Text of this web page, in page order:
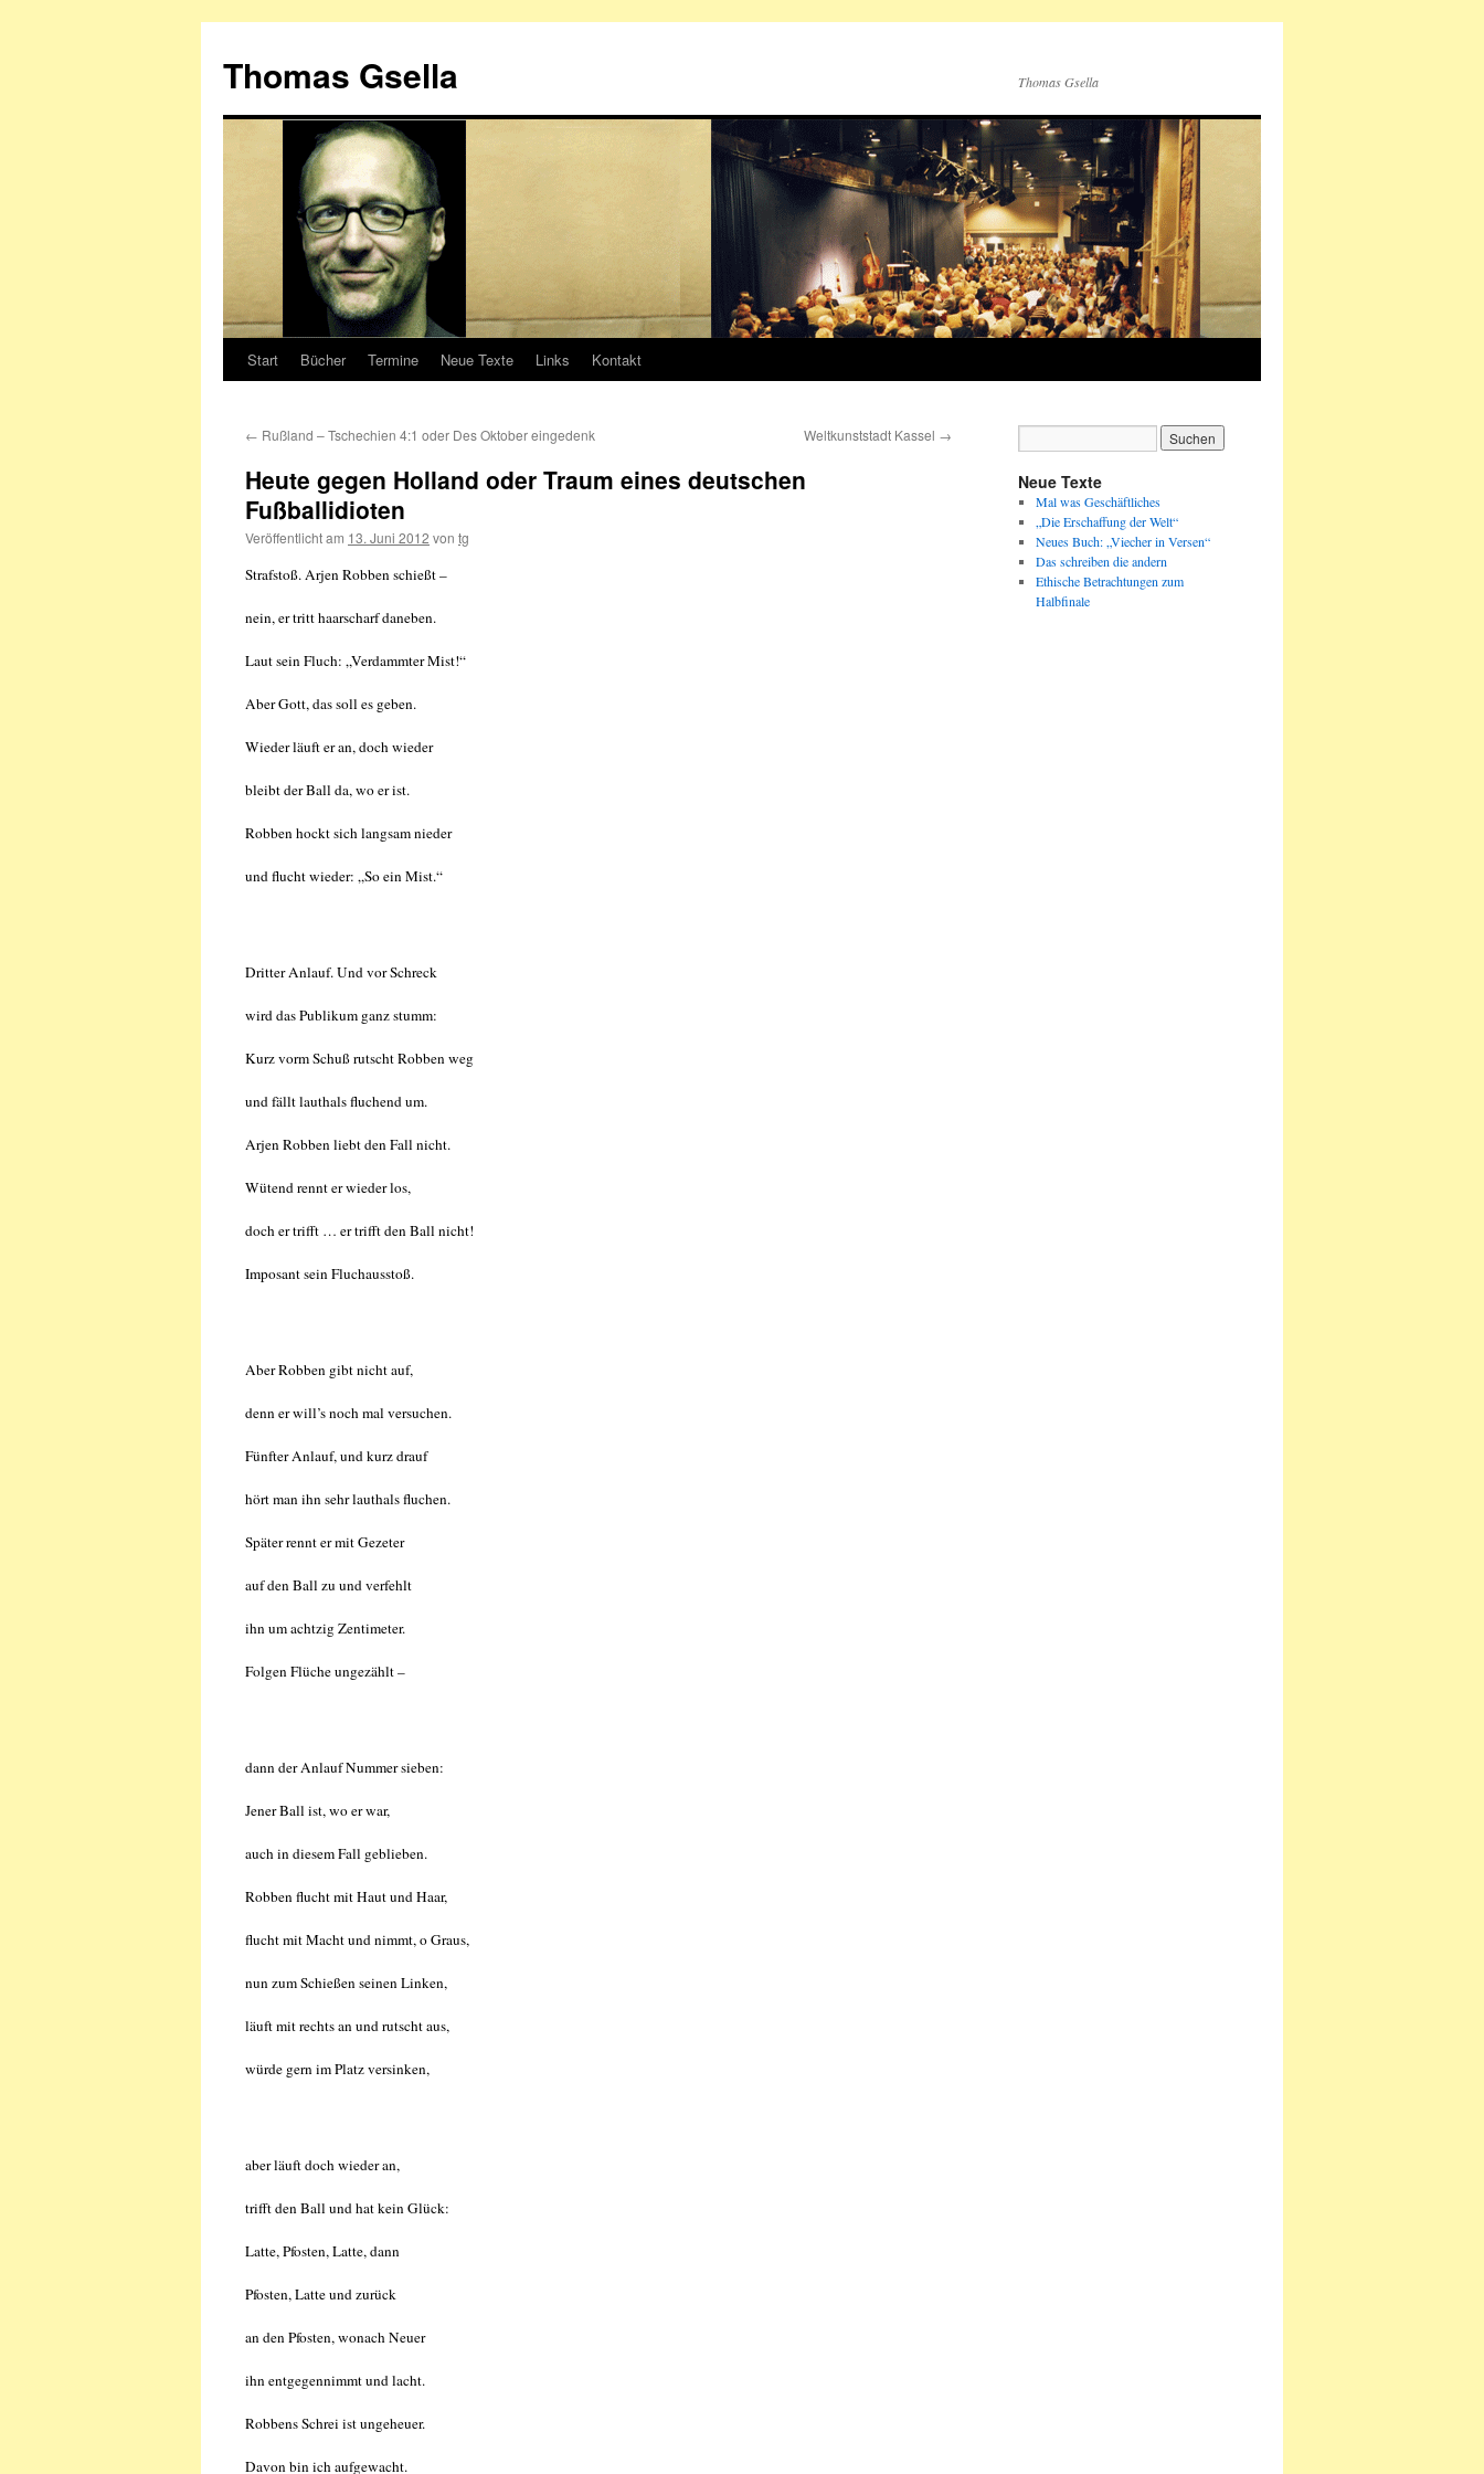
springen
Thomas Gsella Thomas Gsella
Start Bücher Termine Neue Texte Links Kontakt
← Rußland – Tschechien 4:1 oder Des Oktober eingedenk Weltkunststadt Kassel →
Heute gegen Holland oder Traum eines deutschen
Fußballidioten
Veröffentlicht am 13. Juni 2012 von tg
Strafstoß. Arjen Robben schießt –
nein, er tritt haarscharf daneben.
Laut sein Fluch: „Verdammter Mist!“
Aber Gott, das soll es geben.
Wieder läuft er an, doch wieder
bleibt der Ball da, wo er ist.
Robben hockt sich langsam nieder
und flucht wieder: „So ein Mist.“
Dritter Anlauf. Und vor Schreck
wird das Publikum ganz stumm:
Kurz vorm Schuß rutscht Robben weg
und fällt lauthals fluchend um.
Arjen Robben liebt den Fall nicht.
Wütend rennt er wieder los,
doch er trifft … er trifft den Ball nicht!
Imposant sein Fluchausstoß.
Aber Robben gibt nicht auf,
denn er will’s noch mal versuchen.
Fünfter Anlauf, und kurz drauf
hört man ihn sehr lauthals fluchen.
Später rennt er mit Gezeter
auf den Ball zu und verfehlt
ihn um achtzig Zentimeter.
Folgen Flüche ungezählt –
dann der Anlauf Nummer sieben:
Jener Ball ist, wo er war,
auch in diesem Fall geblieben.
Robben flucht mit Haut und Haar,
flucht mit Macht und nimmt, o Graus,
nun zum Schießen seinen Linken,
läuft mit rechts an und rutscht aus,
würde gern im Platz versinken,
aber läuft doch wieder an,
trifft den Ball und hat kein Glück:
Latte, Pfosten, Latte, dann
Pfosten, Latte und zurück
an den Pfosten, wonach Neuer
ihn entgegennimmt und lacht.
Robbens Schrei ist ungeheuer.
Davon bin ich aufgewacht.
Neue Texte
Mal was Geschäftliches
„Die Erschaffung der Welt“
Neues Buch: „Viecher in Versen“
Das schreiben die andern
Ethische Betrachtungen zum
Halbfinale